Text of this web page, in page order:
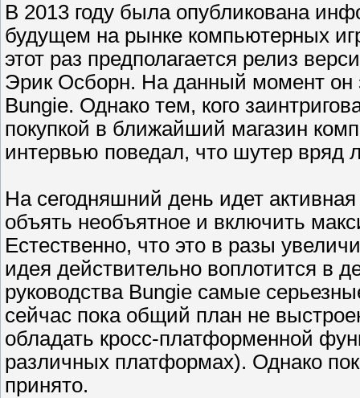
В 2013 году была опубликована
будущем на рынке компьютерных
этот раз предполагается релиз
Эрик Осборн. На данный момент он
Bungie. Однако тем, кого
покупкой в ближайший магазин
интервью поведал, что шутер вряд
На сегодняшний день идет
объять необъятное и включить
Естественно, что это в разы
идея действительно воплотится в
руководства Bungie самые
сейчас пока общий план не
обладать кросс-платформенной
различных платформах). Однако
принято.